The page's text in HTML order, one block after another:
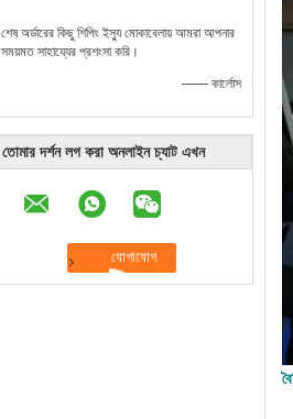
শেষ অর্ডারের কিছু শিপিং ইস্যু মোকাবেলায় আমরা আপনার
সময়মত সাহায্যের প্রশংসা করি।
—— কার্লোস
তোমার দর্শন লগ করা অনলাইন চ্যাট এখন